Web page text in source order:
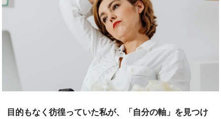
目的もなく彷徨っていた私が、「自分の軸」を見つけ